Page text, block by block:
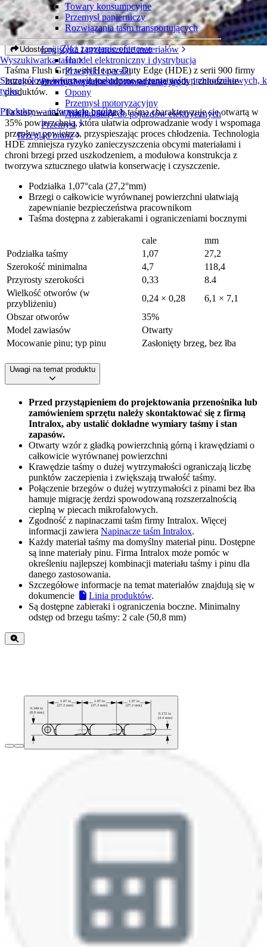
Wyszukiwarka taśm
Szczegółowe informacje techniczne na temat taśm przenośnikowych,
tylko
Produkty — informacje ogólne
Towary konsumpcyjne
Przemysł papierniczy
Rozwiązania taśm transportujących
Logistyka i przenoszenie materiałów
Handel elektroniczny i dystrybucja
Przesyłki i paczki
Przemysł oponiarski i motoryzacyjny
Opony
Przemysł motoryzacyjny
Akumulatory do pojazdów elektrycznych
Przemysł
Przegląd branż
Flush Grid z brzegami Heavy-Duty Edge
Seria 900
Udostępnij Złóż zapytanie ofertowe
Taśma Flush Grid with Heavy-Duty Edge (HDE) z serii 900 firmy
Intralox zapewnia wydajne odprowadzanie wody i chłodzenie
produktów.
Ta stosowana w wielu branżach taśma charakteryzuje się otwartą w
35% powierzchnią, która ułatwia odprowadzanie wody i wspomaga
przepływ powietrza, przyspieszając proces chłodzenia. Technologia
HDE zmniejsza ryzyko zanieczyszczenia obcymi materiałami i
chroni brzegi przed uszkodzeniem, a modułowa konstrukcja z
tworzywa sztucznego ułatwia konserwację i czyszczenie.
Podziałka 1,07°cala (27,2°mm)
Brzegi o całkowicie wyrównanej powierzchni ułatwiają
zapewnianie bezpieczeństwa pracownikom
Taśma dostępna z zabierakami i ograniczeniami bocznymi
cale
mm
Podziałka taśmy
1,07
27,2
Szerokość minimalna
4,7
118,4
Przyrosty szerokości
0,33
8.4
Wielkość otworów (w
przybliżeniu)
0,24 × 0,28
6,1 × 7,1
Obszar otworów
35%
Model zawiasów
Otwarty
Mocowanie pinu; typ pinu
Zasłonięty brzeg, bez łba
Uwagi na temat produktu
Przed przystąpieniem do projektowania przenośnika lub
zamówieniem sprzętu należy skontaktować się z firmą
Intralox, aby ustalić dokładne wymiary taśmy i stan
zapasów.
Otwarty wzór z gładką powierzchnią górną i krawędziami o
całkowicie wyrównanej powierzchni
Krawędzie taśmy o dużej wytrzymałości ograniczają liczbę
punktów zaczepienia i zwiększają trwałość taśmy.
Połączenie brzegów o dużej wytrzymałości z pinami bez łba
hamuje migrację żerdzi spowodowaną rozszerzalnością
cieplną w piecach mikrofalowych.
Zgodność z napinaczami taśm firmy Intralox. Więcej
informacji zawiera Napinacze taśm Intralox.
Każdy materiał taśmy ma domyślny materiał pinu. Dostępne
są inne materiały pinu. Firma Intralox może pomóc w
określeniu najlepszej kombinacji materiału taśmy i pinu dla
danego zastosowania.
Szczegółowe informacje na temat materiałów znajdują się w
dokumencie
Linia produktów.
Są dostępne zabieraki i ograniczenia boczne. Minimalny
odstęp od brzegu taśmy: 2 cale (50,8 mm)